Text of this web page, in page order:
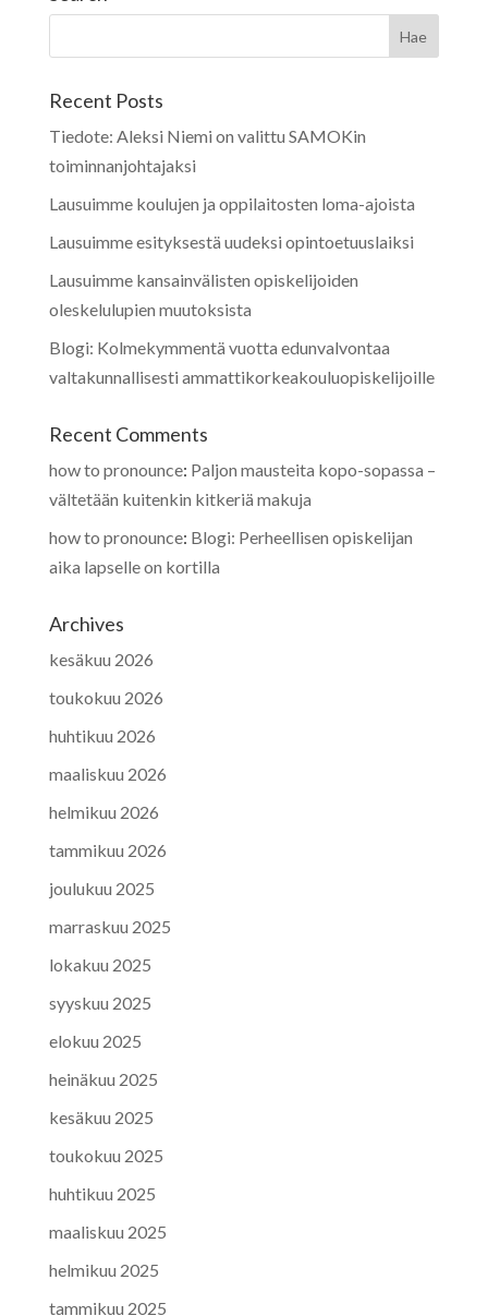
Recent Posts
Tiedote: Aleksi Niemi on valittu SAMOKin
toiminnanjohtajaksi
Lausuimme koulujen ja oppilaitosten loma-ajoista
Lausuimme esityksestä uudeksi opintoetuuslaiksi
Lausuimme kansainvälisten opiskelijoiden
oleskelulupien muutoksista
Blogi: Kolmekymmentä vuotta edunvalvontaa
valtakunnallisesti ammattikorkeakouluopiskelijoille
Recent Comments
how to pronounce: Paljon mausteita kopo-sopassa –
vältetään kuitenkin kitkeriä makuja
how to pronounce: Blogi: Perheellisen opiskelijan
aika lapselle on kortilla
Archives
kesäkuu 2026
toukokuu 2026
huhtikuu 2026
maaliskuu 2026
helmikuu 2026
tammikuu 2026
joulukuu 2025
marraskuu 2025
lokakuu 2025
syyskuu 2025
elokuu 2025
heinäkuu 2025
kesäkuu 2025
toukokuu 2025
huhtikuu 2025
maaliskuu 2025
helmikuu 2025
tammikuu 2025